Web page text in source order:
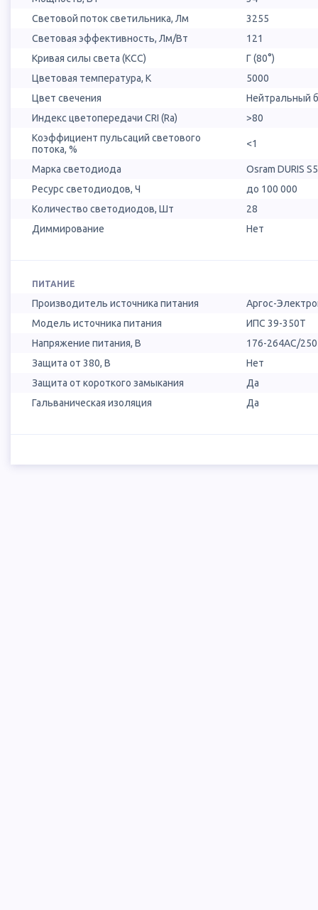
Световой поток светильника, Лм
3255
Световая эффективность, Лм/Вт
121
Кривая силы света (КСС)
Г (80°)
Цветовая температура, К
5000
Цвет свечения
Нейтральный
Индекс цветопередачи CRI (Ra)
>80
Коэффициент пульсаций светового
потока, %
<1
Марка светодиода
Osram DURIS
Ресурс светодиодов, Ч
до 100 000
Количество светодиодов, Шт
28
Диммирование
Нет
ПИТАНИЕ
Производитель источника питания
Аргос-
Модель источника питания
ИПС 39-350Т
Напряжение питания, В
176-264AC/
Защита от 380, В
Нет
Защита от короткого замыкания
Да
Гальваническая изоляция
Да